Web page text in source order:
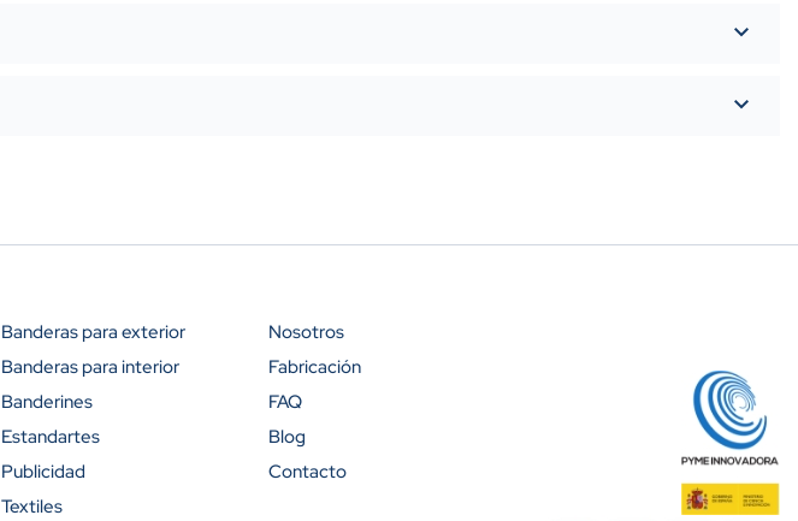
Descuento (%)
Banderas para exterior
Banderas para interior
Banderines
Estandartes
Publicidad
Textiles
Nosotros
Fabricación
FAQ
Blog
Contacto